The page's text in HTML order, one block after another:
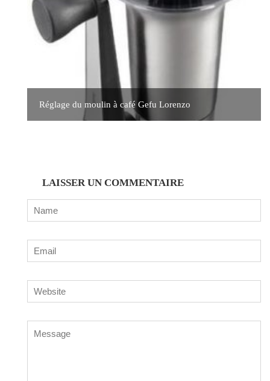
Réglage du moulin à café Gefu Lorenzo
LAISSER UN COMMENTAIRE